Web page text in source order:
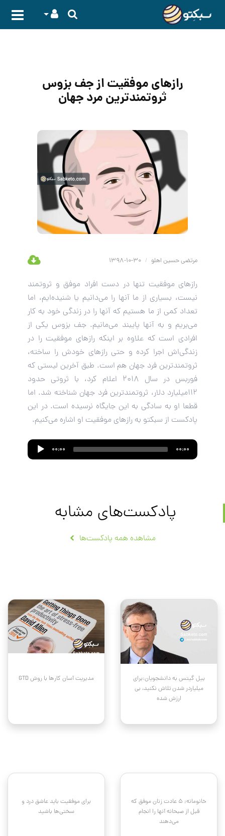
رازهای موفقیت از جف بزوس
ثروتمندترین مرد جهان
مرتضی حسین اهلو /
رازهای موفقیت تنها در دست افراد موفق و ثروتمند
نیست، بسیاری از ما آنها را می‌دانیم یا شنیده‌ایم، اما
تعداد کمی از ما هستیم که آنها را در زندگی خود به کار
می‌بریم و به آنها پایبند می‌مانیم. جف بزوس یکی از
افرادی است که علاوه‌ بر اینکه رازهای موفقیت را در
زندگی‌اش اجرا کرده و حتی رازهای خودش را ساخته،
ثروتمندترین فرد جهان هم است. طبق آخرین لیستی که
فوربس در سال ۲۰۱۸ اعلام کرد، با ثروتی حدود
۱۱۲میلیارد دلار، ثروتمندترین فرد جهان شناخته شد. اما
قطعا او به سادگی به این جایگاه نرسیده است. در این
پادکست از سبکتو به رازهای موفقیت او اشاره می‌کنیم.
Audio
Player
00:00 00:00
پادکست‌های مشابه
مشاهده همه پادکست‌ها
بیل گیتس به دانشجویان:برای
میلیاردر شدن تلاش نکنید، بی
ارزش شده
مدیریت آسان کار‌ها با روش GTD
خانومانه; ۵ عادت زنان موفق که
قبل از صبحانه آنها را انجام
می‌دهند
برای موفقیت باید عاشق درد و
سختی‌ها باشید